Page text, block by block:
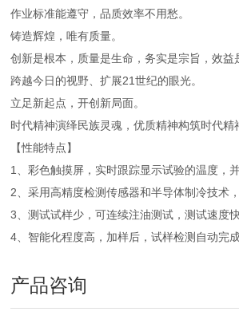
作业标准能遵守，品质效率不用愁。
铸造辉煌，唯有质量。
创新是根本，质量是生命，务实是宗旨，效益
跨越今日的视野、扩展21世纪的眼光。
立足新起点，开创新局面。
时代精神演绎民族灵魂，优质精神构筑时代精
【性能特点】
1、彩色触摸屏，实时跟踪显示试验的温度，
2、采用高精度检测传感器和半导体制冷技术
3、测试试样少，可连续注油测试，测试速度
4、智能化程度高，加样后，试样检测自动完
产品咨询